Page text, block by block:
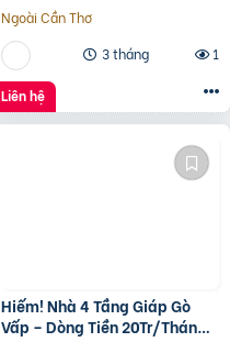
Ngoài Cần Thơ
3 tháng
1
Liên hệ
Hiếm! Nhà 4 Tầng Giáp Gò
Vấp – Dòng Tiền 20Tr/Tháng